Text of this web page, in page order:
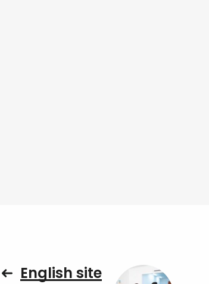
English site